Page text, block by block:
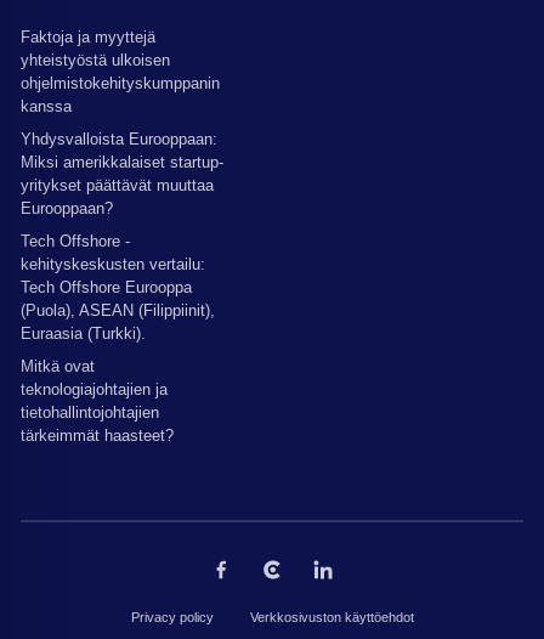
Faktoja ja myyttejä
yhteistyöstä ulkoisen
ohjelmistokehityskumppanin
kanssa
Yhdysvalloista Eurooppaan:
Miksi amerikkalaiset startup-
yritykset päättävät muuttaa
Eurooppaan?
Tech Offshore -
kehityskeskusten vertailu:
Tech Offshore Eurooppa
(Puola), ASEAN (Filippiinit),
Euraasia (Turkki).
Mitkä ovat
teknologiajohtajien ja
tietohallintojohtajien
tärkeimmät haasteet?
Privacy policy Verkkosivuston käyttöehdot